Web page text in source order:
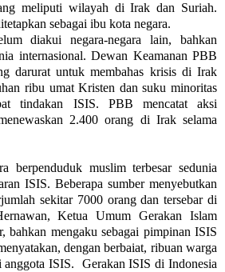
meliputi wilayah di Irak dan Suriah.
sebagai ibu kota negara.
diakui negara-negara lain, bahkan
internasional. Dewan Keamanan PBB
darurat untuk membahas krisis di Irak
ribu umat Kristen dan suku minoritas
tindakan ISIS. PBB mencatat aksi
2.400 orang di Irak selama
berpenduduk muslim terbesar sedunia
ISIS. Beberapa sumber menyebutkan
sekitar 7000 orang dan tersebar di
Ketua Umum Gerakan Islam
bahkan mengaku sebagai pimpinan ISIS
dengan berbaiat, ribuan warga
anggota ISIS. Gerakan ISIS di Indonesia